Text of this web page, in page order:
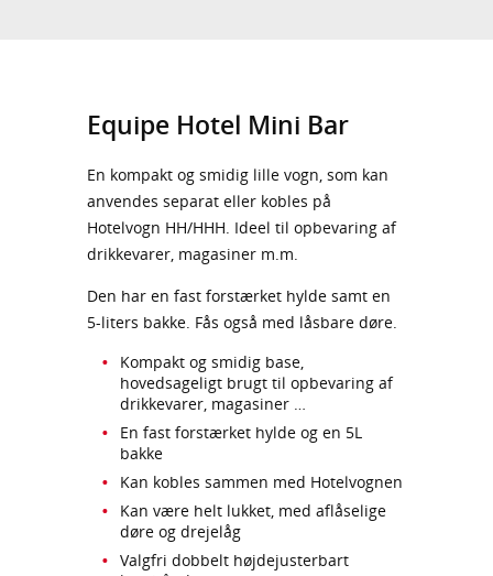
Equipe Hotel Mini Bar
En kompakt og smidig lille vogn, som kan
anvendes separat eller kobles på
Hotelvogn HH/HHH. Ideel til opbevaring af
drikkevarer, magasiner m.m.
Den har en fast forstærket hylde samt en
5-liters bakke. Fås også med låsbare døre.
Kompakt og smidig base,
hovedsageligt brugt til opbevaring af
drikkevarer, magasiner …
En fast forstærket hylde og en 5L
bakke
Kan kobles sammen med Hotelvognen
Kan være helt lukket, med aflåselige
døre og drejelåg
Valgfri dobbelt højdejusterbart